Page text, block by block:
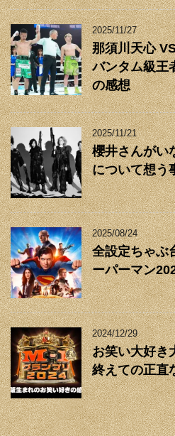
2025/11/27
那須川天心
バンタム級王
の感想
2025/11/21
櫻井さんがい
について想う
2025/08/24
全設定ちゃぶ
ーパーマン
2024/12/29
お笑い大好き
終えての正直